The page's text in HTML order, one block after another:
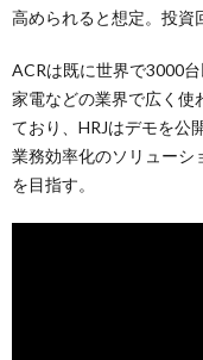
高められると想定。投資
ACRは既に世界で3000
家電などの業界で広く使
ており、HRJはデモを公
業務効率化のソリューシ
を目指す。